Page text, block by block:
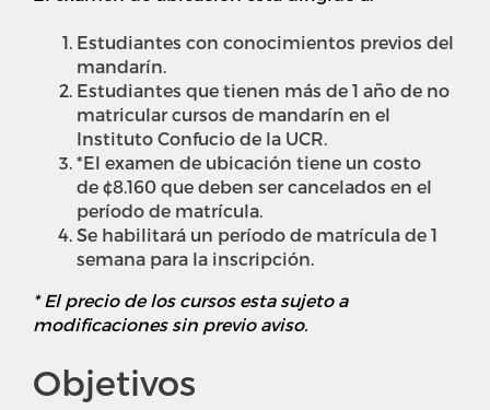
Estudiantes con conocimientos previos del
mandarín.
Estudiantes que tienen más de 1 año de no
matricular cursos de mandarín en el
Instituto Confucio de la UCR.
*El examen de ubicación tiene un costo
de ¢8.160 que deben ser cancelados en el
período de matrícula.
Se habilitará un período de matrícula de 1
semana para la inscripción.
* El precio de los cursos esta sujeto a
modificaciones sin previo aviso.
Objetivos